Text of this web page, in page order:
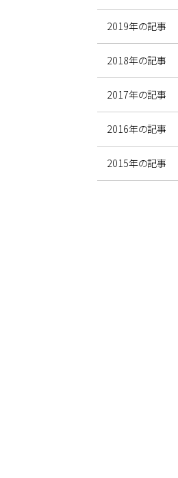
2019年の記事
2018年の記事
2017年の記事
2016年の記事
2015年の記事